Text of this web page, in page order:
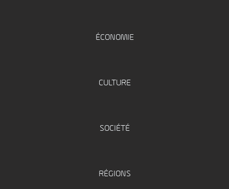
ÉCONOMIE
CULTURE
SOCIÉTÉ
RÉGIONS